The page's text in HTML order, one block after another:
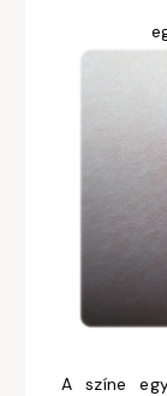
A színe